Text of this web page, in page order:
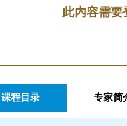
此内容需要
课程目录 专家简